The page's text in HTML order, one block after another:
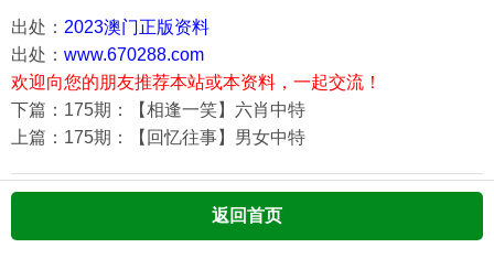
出处： 2023澳门正版资料
出处： www.670288.com
欢迎向您的朋友推荐本站或本资料，一起交流！
下篇：175期：【相逢一笑】六肖中特
上篇：175期：【回忆往事】男女中特
返回首页